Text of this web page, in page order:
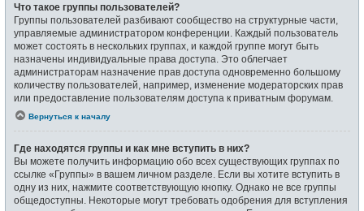
Что такое группы пользователей?
Группы пользователей разбивают сообщество на структурные части,
управляемые администратором конференции. Каждый пользователь
может состоять в нескольких группах, и каждой группе могут быть
назначены индивидуальные права доступа. Это облегчает
администраторам назначение прав доступа одновременно большому
количеству пользователей, например, изменение модераторских прав
или предоставление пользователям доступа к приватным форумам.
Вернуться к началу
Где находятся группы и как мне вступить в них?
Вы можете получить информацию обо всех существующих группах по
ссылке «Группы» в вашем личном разделе. Если вы хотите вступить в
одну из них, нажмите соответствующую кнопку. Однако не все группы
общедоступны. Некоторые могут требовать одобрения для вступления